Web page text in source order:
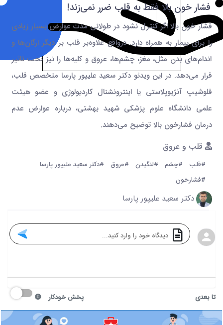
فشار خون بالا فقط به قلب ضرر نمی‌زند!
فشار خون بالا اگر کنترل نشود در طولانی مدت عوارض بسیار زیادی
را برای بیمار به همراه دارد. درواقع علاوه‌بر قلب بر دیگر ارگان‌ها و
اندام‌های بدن مثل، مغز، چشم‌ها، عروق و کلیه‌ها را نیز تحت تاثیر
قرار می‌دهد. در این ویدئو دکتر سعید علیپور پارسا متخصص قلب،
فلوشیپ آنژیوپلاستی یا اینترونشنال کاردیولوژی و عضو هیئت
علمی دانشگاه علوم پزشکی شهید بهشتی، درباره عوارض عدم
درمان فشارخون بالا توضیح می‌دهند.
قلب و عروق
#قلب #چشم #لنگیدن #عروق
#دکتر سعید علیپور پارسا
#فشارخون
دکتر سعید علیپور پارسا
تا بعدی پخش خودکار